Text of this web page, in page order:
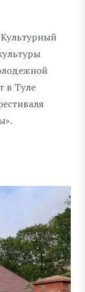
в Туле